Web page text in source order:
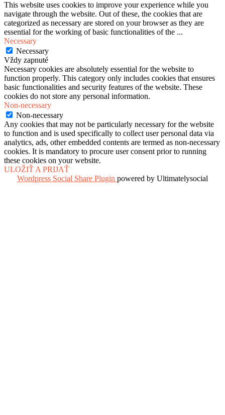
This website uses cookies to improve your experience while you
navigate through the website. Out of these, the cookies that are
categorized as necessary are stored on your browser as they are
essential for the working of basic functionalities of the ...
Necessary
Necessary
Vždy zapnuté
Necessary cookies are absolutely essential for the website to
function properly. This category only includes cookies that ensures
basic functionalities and security features of the website. These
cookies do not store any personal information.
Non-necessary
Non-necessary
Any cookies that may not be particularly necessary for the website
to function and is used specifically to collect user personal data via
analytics, ads, other embedded contents are termed as non-necessary
cookies. It is mandatory to procure user consent prior to running
these cookies on your website.
ULOŽIŤ A PRIJAŤ
Wordpress Social Share Plugin powered by Ultimatelysocial